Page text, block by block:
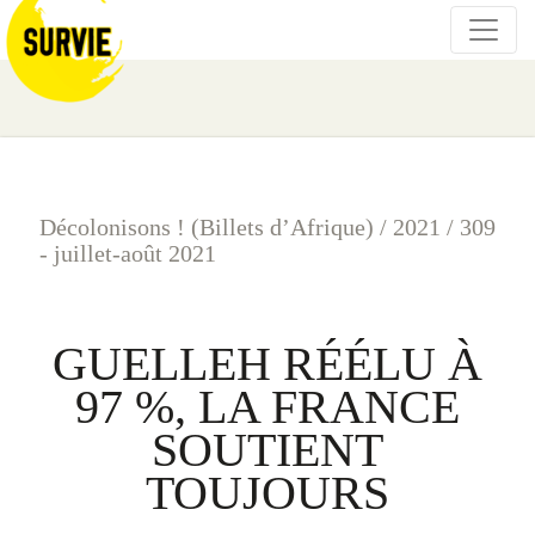
Décolonisons ! (Billets d’Afrique) / 2021 / 309
- juillet-août 2021
GUELLEH RÉÉLU À
97 %, LA FRANCE
SOUTIENT
TOUJOURS